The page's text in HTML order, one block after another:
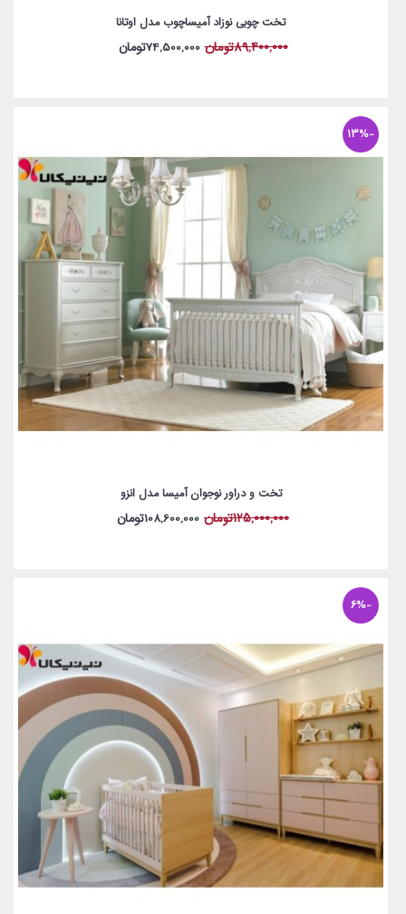
تخت چوبی نوزاد آمیساچوب مدل اوتانا
89,400,000تومان 74,500,000تومان
-13%
تخت و دراور نوجوان آمیسا مدل انزو
125,000,000تومان 108,600,000تومان
-6%